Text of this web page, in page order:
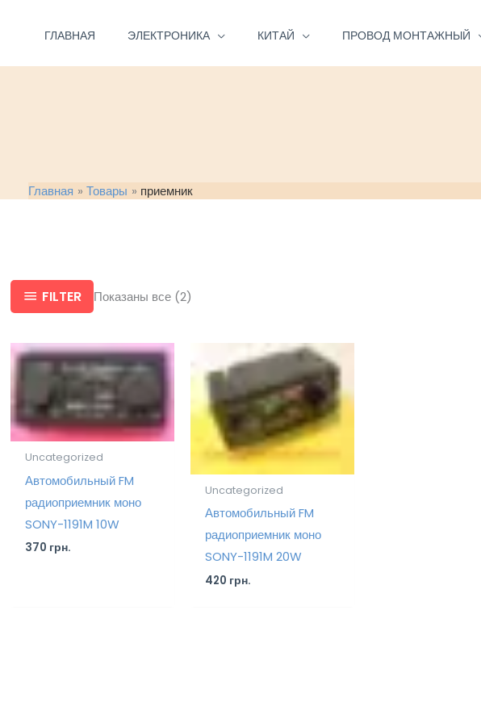
ГЛАВНАЯ ЭЛЕКТРОНИКА КИТАЙ ПРОВОД МОНТАЖНЫЙ
Главная Товары приемник
FILTER Показаны все (2)
Uncategorized
Автомобильный FM
радиоприемник моно
SONY-1191M 10W
370 грн.
Uncategorized
Автомобильный FM
радиоприемник моно
SONY-1191M 20W
420 грн.